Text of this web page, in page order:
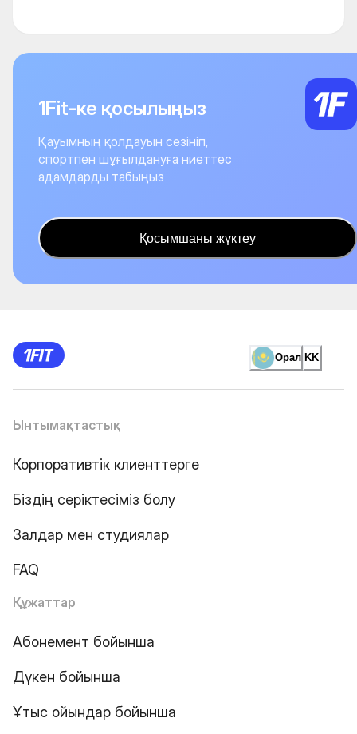
1Fit-ке қосылыңыз
Қауымның қолдауын сезініп,
спортпен шұғылдануға ниеттес
адамдарды табыңыз
Қосымшаны жүктеу
Орал KK
Ынтымақтастық
Корпоративтік клиенттерге
Біздің серіктесіміз болу
Залдар мен студиялар
FAQ
Құжаттар
Абонемент бойынша
Дүкен бойынша
Ұтыс ойындар бойынша